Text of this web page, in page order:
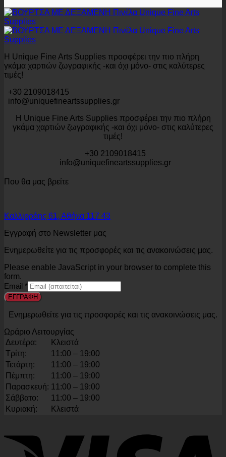
Η Unique Fine Arts Supplies προσφέρει την πιο πλήρη
γκάμα χαρτιών ζωγραφικής -και όχι μόνο- στις καλύτερες
τιμές!
+30 2109018415
info@uniquefineartssupplies.gr
Η Unique Fine Arts Supplies προσφέρει την πιο πλήρη
γκάμα χαρτιών ζωγραφικής -και όχι μόνο- στις καλύτερες
τιμές!
+30 2109018415
info@uniquefineartssupplies.gr
Που θα μας βρείτε
Καλλιρρόης 61, Αθήνα 117 43
Εγγραφή στο Newsletter μας
Ενημερωθείτε για τις προσφορές και τις ανακοινώσεις μας.
Please enable JavaScript in your browser to complete this
form.
Email *
ΕΓΓΡΑΦΗ
Ενημερωθείτε για τις προσφορές και τις ανακοινώσεις μας.
Ωράριο Λειτουργίας
Δευτέρα:
Κλειστά
Τρίτη:
11:00 – 19:00
Τετάρτη:
11:00 – 19:00
Πέμπτη:
11:00 – 19:00
Παρασκευή: 11:00 – 19:00
Σάββατο:
11:00 – 19:00
Κυριακή:
Κλειστά